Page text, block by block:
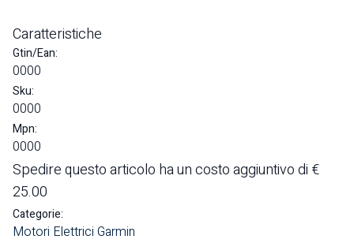
Caratteristiche
Gtin/Ean:
0000
Sku:
0000
Mpn:
0000
Spedire questo articolo ha un costo aggiuntivo di €
25.00
Categorie:
Motori Elettrici Garmin